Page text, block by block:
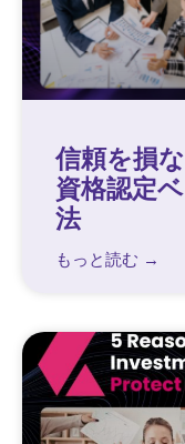
信頼を損
資格認定
法
もっと読む →